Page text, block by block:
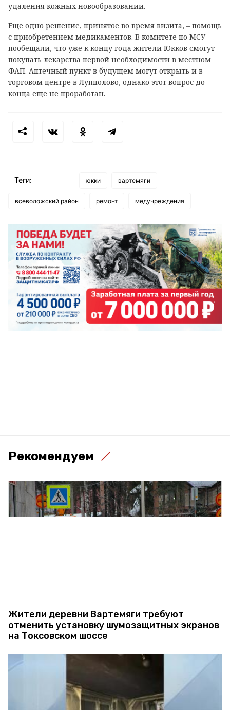
удаления кожных новообразований.
Еще одно решение, принятое во время визита, – помощь
с приобретением медикаментов. В комитете по МСУ
пообещали, что уже к концу года жители Юкков смогут
покупать лекарства первой необходимости в местном
ФАП. Аптечный пункт в будущем могут открыть и в
торговом центре в Лупполово, однако этот вопрос до
конца еще не проработан.
Теги: юкки вартемяги
всеволожский район ремонт медучреждения
Рекомендуем
Жители деревни Вартемяги требуют
отменить установку шумозащитных экранов
на Токсовском шоссе